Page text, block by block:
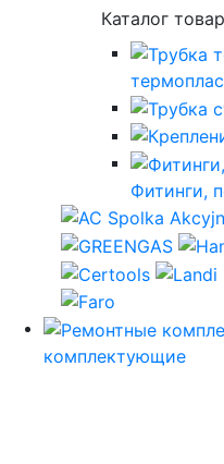
Каталог
Фитинги,
комплектующие